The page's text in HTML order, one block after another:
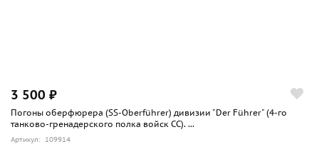
3 500 ₽
Погоны оберфюрера (SS-Oberführer) дивизии "Der Führer" (4-го
танково-гренадерского полка войск СС). ...
Артикул: 109914